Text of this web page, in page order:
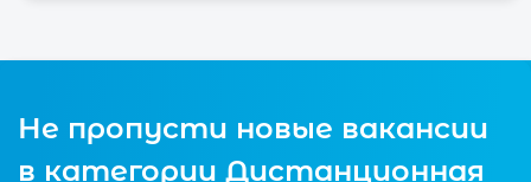
Не пропусти новые вакансии
в категории Дистанционная